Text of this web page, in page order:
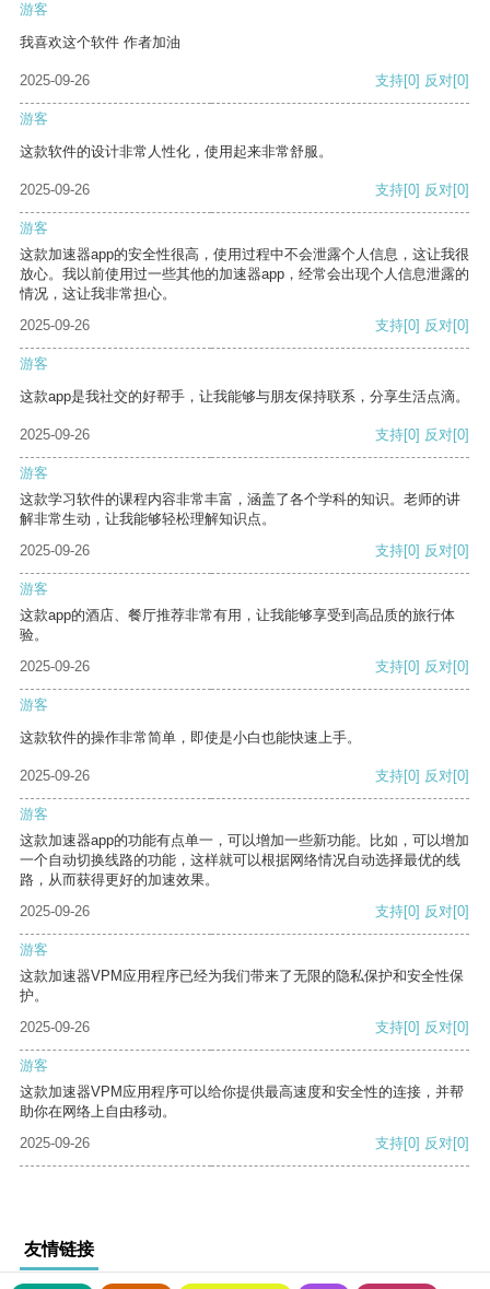
游客
我喜欢这个软件 作者加油
2025-09-26 支持[0] 反对[0]
游客
这款软件的设计非常人性化，使用起来非常舒服。
2025-09-26 支持[0] 反对[0]
游客
这款加速器app的安全性很高，使用过程中不会泄露个人信息，这让我很
放心。我以前使用过一些其他的加速器app，经常会出现个人信息泄露的
情况，这让我非常担心。
2025-09-26
支持[0] 反对[0]
游客
这款app是我社交的好帮手，让我能够与朋友保持联系，分享生活点滴。
2025-09-26 支持[0] 反对[0]
游客
这款学习软件的课程内容非常丰富，涵盖了各个学科的知识。老师的讲
解非常生动，让我能够轻松理解知识点。
2025-09-26
支持[0] 反对[0]
游客
这款app的酒店、餐厅推荐非常有用，让我能够享受到高品质的旅行体
验。
2025-09-26
支持[0] 反对[0]
游客
这款软件的操作非常简单，即使是小白也能快速上手。
2025-09-26 支持[0] 反对[0]
游客
这款加速器app的功能有点单一，可以增加一些新功能。比如，可以增加
一个自动切换线路的功能，这样就可以根据网络情况自动选择最优的线
路，从而获得更好的加速效果。
2025-09-26
支持[0] 反对[0]
游客
这款加速器VPM应用程序已经为我们带来了无限的隐私保护和安全性保
护。
2025-09-26
支持[0] 反对[0]
游客
这款加速器VPM应用程序可以给你提供最高速度和安全性的连接，并帮
助你在网络上自由移动。
2025-09-26
支持[0] 反对[0]
友情链接